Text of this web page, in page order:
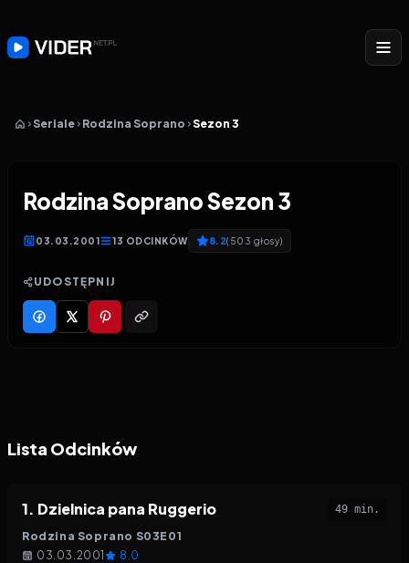
Seriale Rodzina Soprano Sezon 3
Rodzina Soprano Sezon 3
03.03.2001 13 ODCINKÓW 8.2( 503 głosy)
UDOSTĘPNIJ
Lista Odcinków
1. Dzielnica pana Ruggerio 49 min.
Rodzina Soprano S03E 01
03.03.2001
8.0